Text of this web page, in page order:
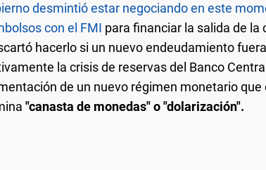
desmintió estar negociando en este
con el FMI para financiar la salida de la
hacerlo si un nuevo endeudamiento
la crisis de reservas del Banco
de un nuevo régimen monetario que
"canasta de monedas" o "dolarización".